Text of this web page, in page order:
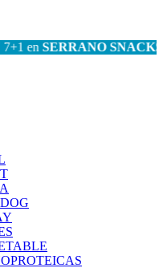
enSERRANO SNACKS|